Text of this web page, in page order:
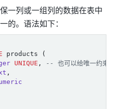
一列或一组列的数据在表中
的。语法如下：
products
(
UNIQUE ,
,